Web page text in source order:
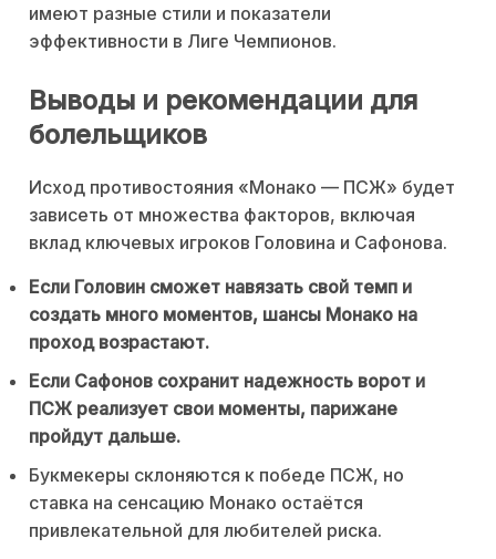
имеют разные стили и показатели
эффективности в Лиге Чемпионов.
Выводы и рекомендации для
болельщиков
Исход противостояния «Монако — ПСЖ» будет
зависеть от множества факторов, включая
вклад ключевых игроков Головина и Сафонова.
Если Головин сможет навязать свой темп и
создать много моментов, шансы Монако на
проход возрастают.
Если Сафонов сохранит надежность ворот и
ПСЖ реализует свои моменты, парижане
пройдут дальше.
Букмекеры склоняются к победе ПСЖ, но
ставка на сенсацию Монако остаётся
привлекательной для любителей риска.